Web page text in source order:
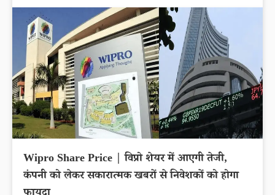
Wipro Share Price | विप्रो शेयर में आएगी तेजी,
कंपनी को लेकर सकारात्मक खबरों से निवेशकों को होगा